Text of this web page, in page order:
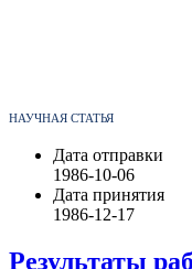
НАУЧНАЯ СТАТЬЯ
Дата отправки
1986-10-06
Дата принятия
1986-12-17
Результаты